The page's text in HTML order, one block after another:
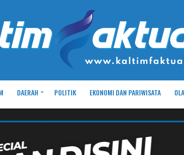
DAERAH POLITIK EKONOMI DAN PARIWISATA